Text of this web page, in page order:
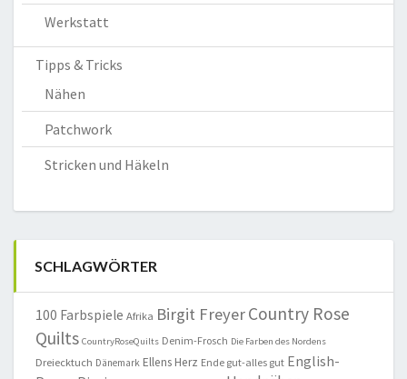
Werkstatt
Tipps & Tricks
Nähen
Patchwork
Stricken und Häkeln
SCHLAGWÖRTER
100 Farbspiele Afrika Birgit FreyerCountry Rose
Quilts CountryRoseQuilts Denim-Frosch Die Farben des Nordens
Dreiecktuch Dänemark Ellens Herz Ende gut-alles gut English-